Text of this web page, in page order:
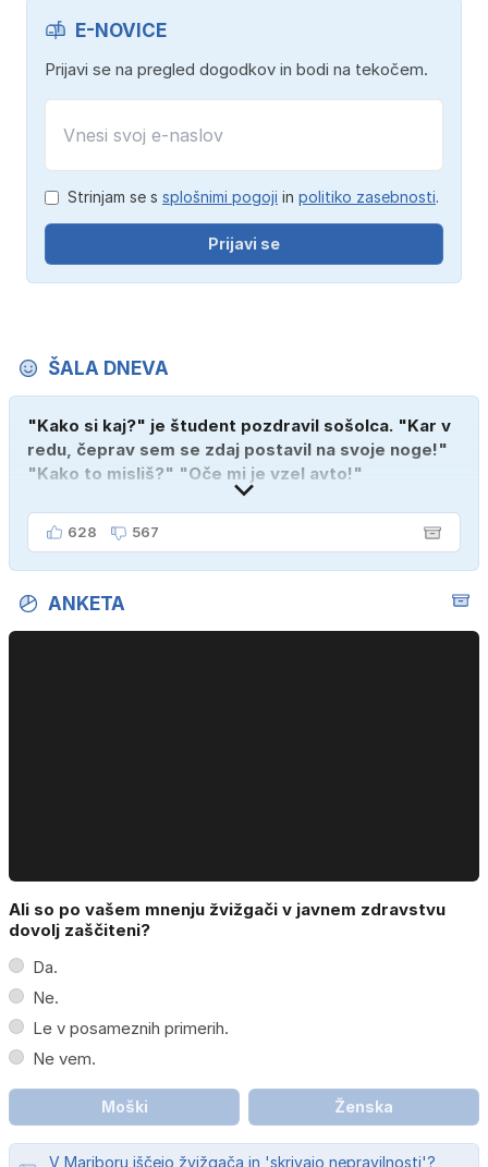
E-NOVICE
Prijavi se na pregled dogodkov in bodi na tekočem.
Strinjam se s splošnimi pogoji in politiko zasebnosti.
Prijavi se
ŠALA DNEVA
"Kako si kaj?" je študent pozdravil sošolca. "Kar v
redu, čeprav sem se zdaj postavil na svoje noge!"
"Kako to misliš?" "Oče mi je vzel avto!"
628 567
ANKETA
Ali so po vašem mnenju žvižgači v javnem zdravstvu
dovolj zaščiteni?
Da.
Ne.
Le v posameznih primerih.
Ne vem.
Moški Ženska
V Mariboru iščejo žvižgača in 'skrivajo nepravilnosti'?